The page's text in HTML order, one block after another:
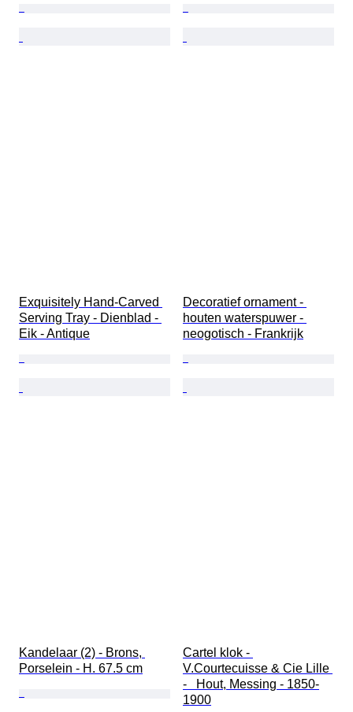
Exquisitely Hand-Carved
Serving Tray - Dienblad -
Eik - Antique
Decoratief ornament -
houten waterspuwer -
neogotisch - Frankrijk
Kandelaar (2) - Brons,
Porselein - H. 67.5 cm
Cartel klok -
V.Courtecuisse & Cie Lille
-   Hout, Messing - 1850-
1900